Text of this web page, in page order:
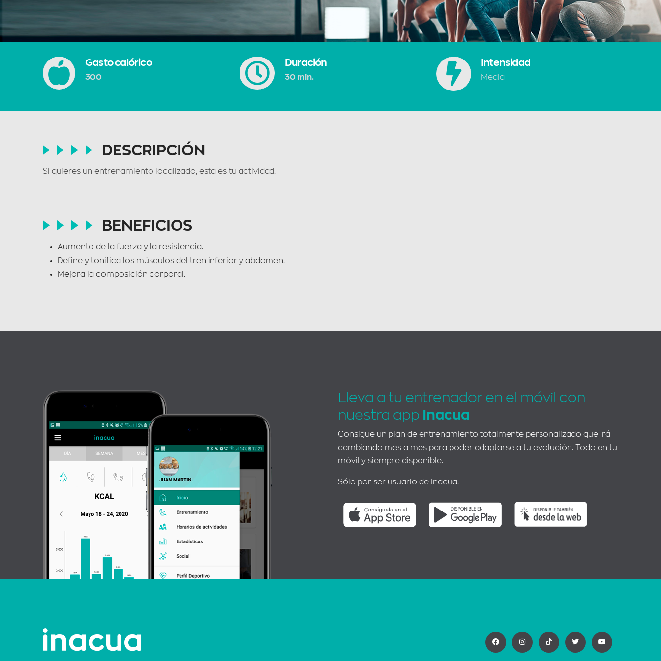
Gasto calórico
300
Duración
30 min.
Intensidad
Media
DESCRIPCIÓN
Si quieres un entrenamiento localizado, esta es tu actividad.
BENEFICIOS
Aumento de la fuerza y la resistencia.
Define y tonifica los músculos del tren inferior y abdomen.
Mejora la composición corporal.
Lleva a tu entrenador en el móvil con
nuestra app
Inacua
Consigue un plan de entrenamiento totalmente personalizado que irá
cambiando mes a mes para poder adaptarse a tu evolución. Todo en tu
móvil y siempre disponible.
Sólo por ser usuario de Inacua.